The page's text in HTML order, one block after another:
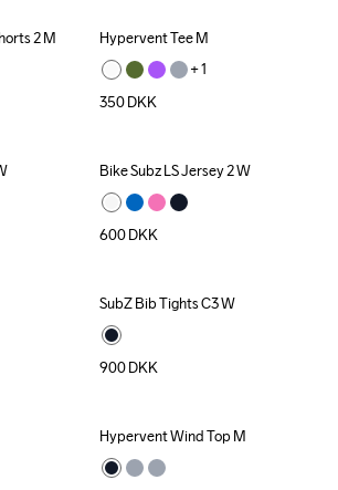
2 M
Hypervent Tee M
+ 1
350DKK
New
Bike Subz LS Jersey 2 W
600DKK
New
SubZ Bib Tights C3 W
900DKK
Hypervent Wind Top M